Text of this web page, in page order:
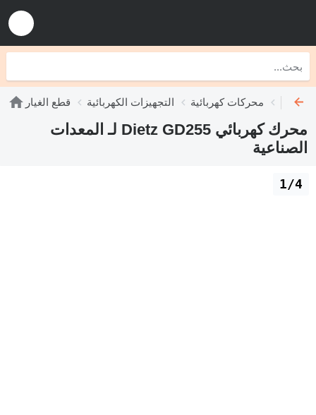
قطع الغيار التجهيزات الكهربائية محركات كهربائية
محرك كهربائي Dietz GD255 لـ المعدات
الصناعية
1/4